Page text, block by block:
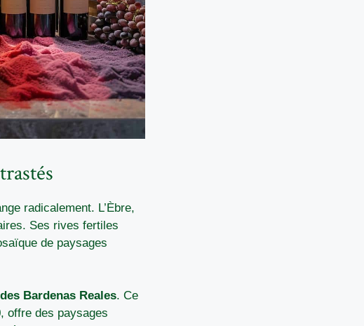
radicalement. L’Èbre,
Ses rives fertiles
de paysages
Bardenas Reales. Ce
offre des paysages